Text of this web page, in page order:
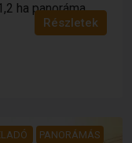
ha panoráma
Részletek
PANORÁMÁS